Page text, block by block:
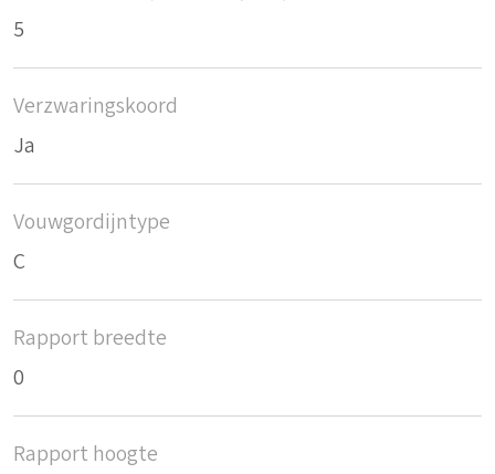
5
Verzwaringskoord
Ja
Vouwgordijntype
C
Rapport breedte
0
Rapport hoogte